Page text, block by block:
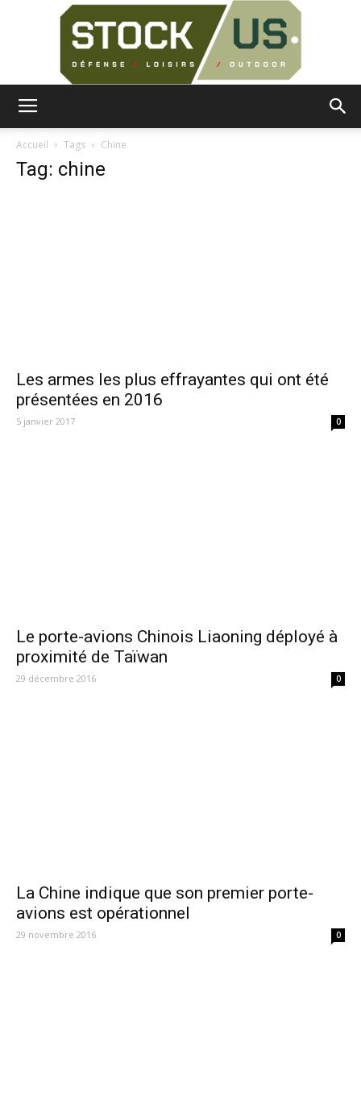
Accueil Tags Chine
Tag: chine
Les armes les plus effrayantes qui ont été
présentées en 2016
5 janvier 2017 0
Le porte-avions Chinois Liaoning déployé à
proximité de Taïwan
29 décembre 2016 0
La Chine indique que son premier porte-
avions est opérationnel
29 novembre 2016 0